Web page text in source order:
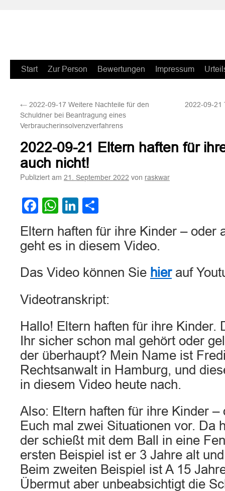
Zum
springen
Start Zur Person Bewertungen Impressum
← 2022-09-17 Weitere Nachteile für den
Schuldner bei Beantragung eines
Verbraucherinsolvenzverfahrens
2022-09-21
2022-09-21 Eltern haften für
auch nicht!
Publiziert am 21. September 2022 von raskwar
Facebook
WhatsApp
LinkedIn
Eltern haften für ihre Kinder – oder
geht es in diesem Video.
Das Video können Sie hierauf
Videotranskript:
Hallo! Eltern haften für ihre Kinder.
Ihr sicher schon mal gehört oder
der überhaupt? Mein Name ist
Rechtsanwalt in Hamburg, und
in diesem Video heute nach.
Also: Eltern haften für ihre Kinder –
Euch mal zwei Situationen vor. Da
der schießt mit dem Ball in eine
ersten Beispiel ist er 3 Jahre alt
Beim zweiten Beispiel ist A 15
Übermut aber unbeabsichtigt die